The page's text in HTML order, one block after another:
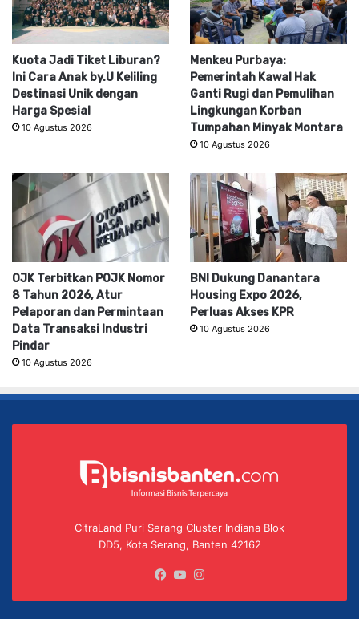
Kuota Jadi Tiket Liburan?
Ini Cara Anak by.U Keliling
Destinasi Unik dengan
Harga Spesial
10 Agustus 2026
Menkeu Purbaya:
Pemerintah Kawal Hak
Ganti Rugi dan Pemulihan
Lingkungan Korban
Tumpahan Minyak Montara
10 Agustus 2026
OJK Terbitkan POJK Nomor
8 Tahun 2026, Atur
Pelaporan dan Permintaan
Data Transaksi Industri
Pindar
10 Agustus 2026
BNI Dukung Danantara
Housing Expo 2026,
Perluas Akses KPR
10 Agustus 2026
CitraLand Puri Serang Cluster Indiana Blok
DD5, Kota Serang, Banten 42162
Facebook
YouTube